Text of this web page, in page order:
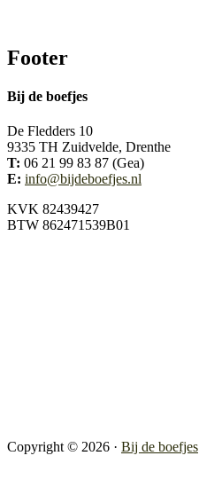
Footer
Bij de boefjes
De Fledders 10
9335 TH Zuidvelde, Drenthe
T: 06 21 99 83 87 (Gea)
E: info@bijdeboefjes.nl
KVK 82439427
BTW 862471539B01
Copyright © 2026 · Bij de boefjes